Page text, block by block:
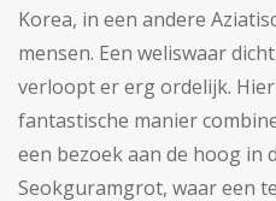
Korea, in een andere
mensen. Een weliswaar
verloopt er erg ordelijk.
fantastische manier
een bezoek aan de hoog in
Seokguramgrot, waar een